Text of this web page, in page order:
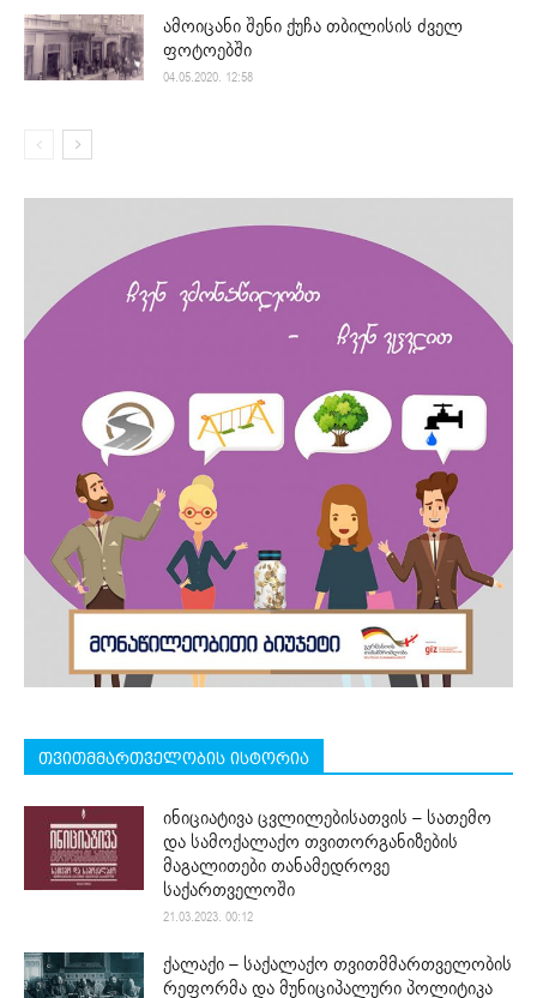
ამოიცანი შენი ქუჩა თბილისის ძველ
ფოტოებში
04.05.2020. 12:58
თვითმმართველობის ისტორია
ინიციატივა ცვლილებისათვის – სათემო
და სამოქალაქო თვითორგანიზების
მაგალითები თანამედროვე
საქართველოში
21.03.2023. 00:12
ქალაქი – საქალაქო თვითმმართველობის
რეფორმა და მუნიციპალური პოლიტიკა